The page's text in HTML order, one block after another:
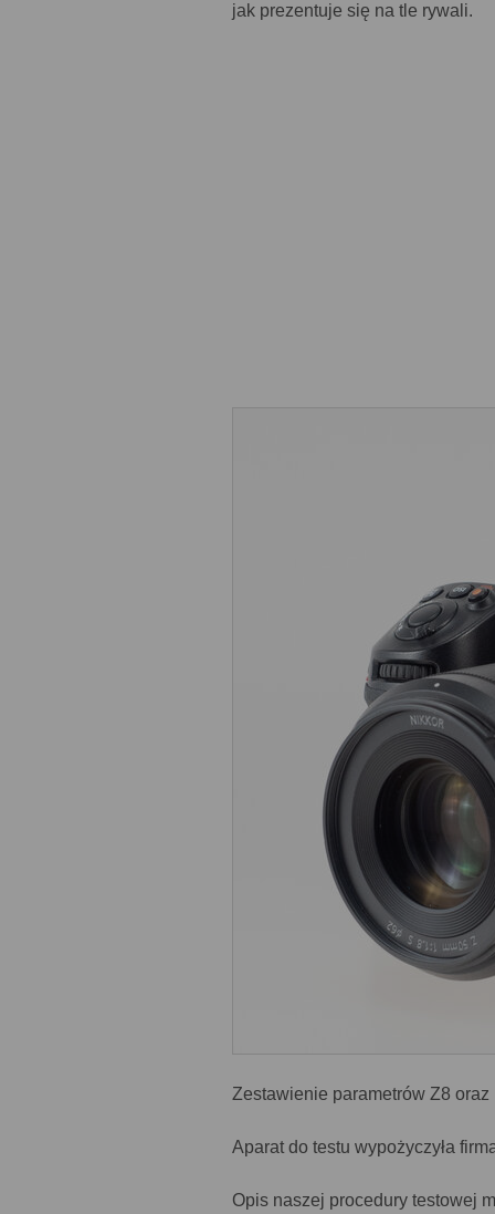
jak prezentuje się na tle rywali.
Zestawienie parametrów Z8
Aparat do testu wypożyczyła
Opis naszej procedury testowej